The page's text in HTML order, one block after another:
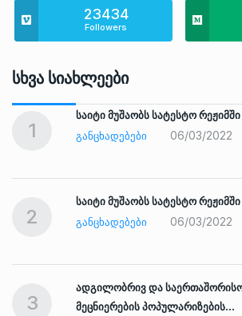
23434
Followers
Სხვა Სიახლეები
1
საიტი მუშაობს სატესტო რეჟიმში
ᲒᲐᲜᲪᲮᲐᲓᲔᲑᲔᲑᲘ
06/03/2022
2
საიტი მუშაობს სატესტო რეჟიმში
ᲒᲐᲜᲪᲮᲐᲓᲔᲑᲔᲑᲘ
06/03/2022
3
ადგილობრივ და საერთაშორისო
მეცნიერების პოპულარიზების…